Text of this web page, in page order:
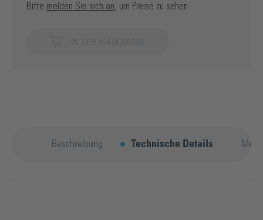
Bitte melden Sie sich an , um Preise zu sehen.
Beschreibung Technische Details